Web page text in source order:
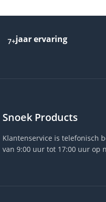
7+jaar ervaring
Snoek Products
Klantenservice is telefonisch
van 9:00 uur tot 17:00 uur op